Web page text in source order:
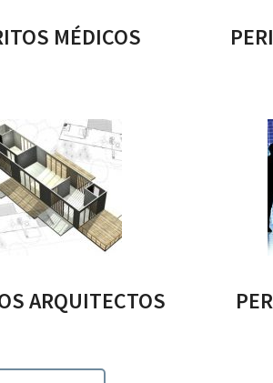
MÉDICOS
ARQUITECTOS